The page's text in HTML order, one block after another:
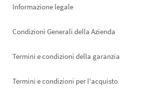
Informazione legale
Condizioni Generali della Azienda
Termini e condizioni della garanzia
Termini e condizioni per l'acquisto